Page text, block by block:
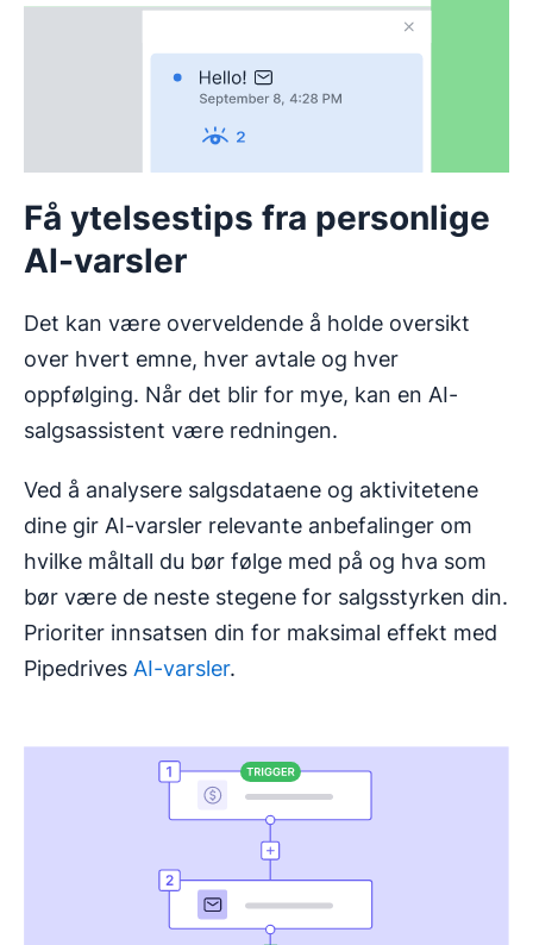
Få ytelsestips fra personlige
AI-varsler
Det kan være overveldende å holde oversikt
over hvert emne, hver avtale og hver
oppfølging. Når det blir for mye, kan en AI-
salgsassistent være redningen.
Ved å analysere salgsdataene og aktivitetene
dine gir AI-varsler relevante anbefalinger om
hvilke måltall du bør følge med på og hva som
bør være de neste stegene for salgsstyrken din.
Prioriter innsatsen din for maksimal effekt med
Pipedrives AI-varsler.